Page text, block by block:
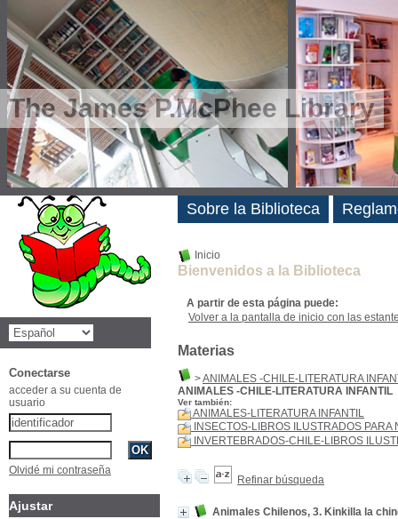
The James P.McPhee Library
Inicio
Bienvenidos a la Biblioteca
A partir de esta página puede:
Volver a la pantalla de inicio con las
Materias
>ANIMALES -CHILE-LITERATURA
ANIMALES -CHILE-LITERATURA INFANTIL
Ver también:
ANIMALES-LITERATURA INFANTIL
INSECTOS-LIBROS ILUSTRADOS PARA
INVERTEBRADOS-CHILE-LIBROS
Refinar búsqueda
Animales Chilenos, 3. Kinkilla la
Sobre la Biblioteca
Novedades
Conectarse
acceder a su cuenta de
usuario
Olvidé mi contraseña
Ajustar